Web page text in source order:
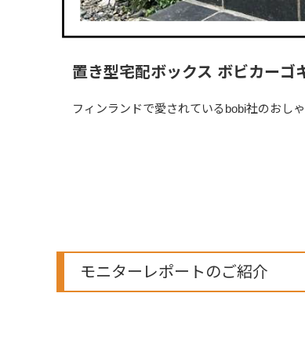
置き型宅配ボックス ボビカーゴ
フィンランドで愛されているbobi社のおし
モニターレポートのご紹介